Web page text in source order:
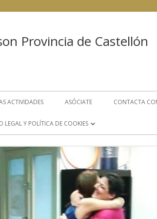
Provincia de Castellón
ACTIVIDADES ASÓCIATE CONTACTA
LEGAL Y POLÍTICA DE COOKIES